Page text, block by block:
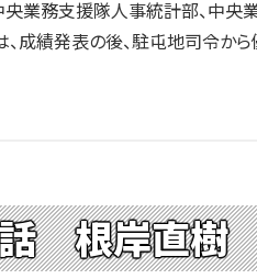
務支援隊人事統計部、中央業
成績発表の後、駐屯地司令か
話 根岸直樹